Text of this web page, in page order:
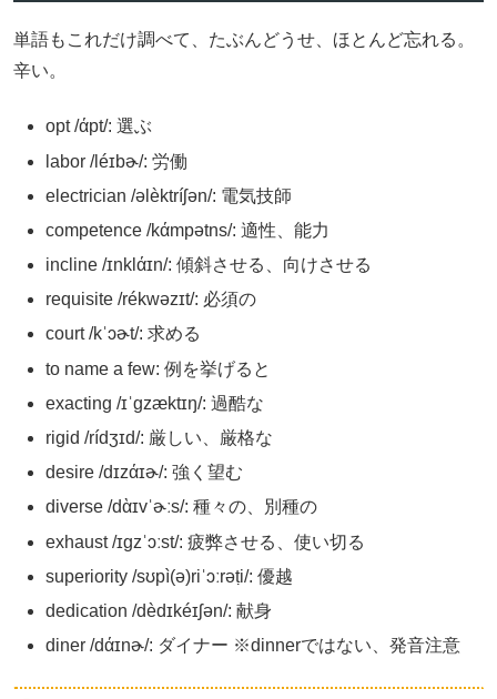
単語もこれだけ調べて、たぶんどうせ、ほとんど忘れる。
辛い。
opt /άpt/: 選ぶ
labor /léɪbɚ/: 労働
electrician /əlèktríʃən/: 電気技師
competence /kάmpətns/: 適性、能力
incline /ɪnklάɪn/: 傾斜させる、向けさせる
requisite /rékwəzɪt/: 必須の
court /kˈɔɚt/: 求める
to name a few: 例を挙げると
exacting /ɪˈgzæktɪŋ/: 過酷な
rigid /rídʒɪd/: 厳しい、厳格な
desire /dɪzάɪɚ/: 強く望む
diverse /dὰɪvˈɚːs/: 種々の、別種の
exhaust /ɪgzˈɔːst/: 疲弊させる、使い切る
superiority /sʊpì(ə)riˈɔːrəṭi/: 優越
dedication /dèdɪkéɪʃən/: 献身
diner /dάɪnɚ/: ダイナー ※dinnerではない、発音注意